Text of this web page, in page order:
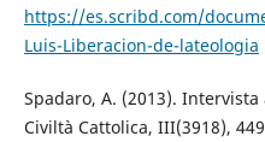
https://es.scribd.com/
Luis-Liberacion-de-lateologia
Spadaro, A. (2013). Intervista
Civiltà Cattolica, III(3918),